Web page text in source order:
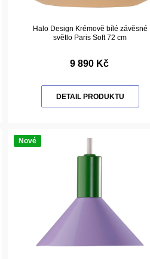
Halo Design Krémově bílé závěsné
světlo Paris Soft 72 cm
9 890 Kč
DETAIL PRODUKTU
Nové